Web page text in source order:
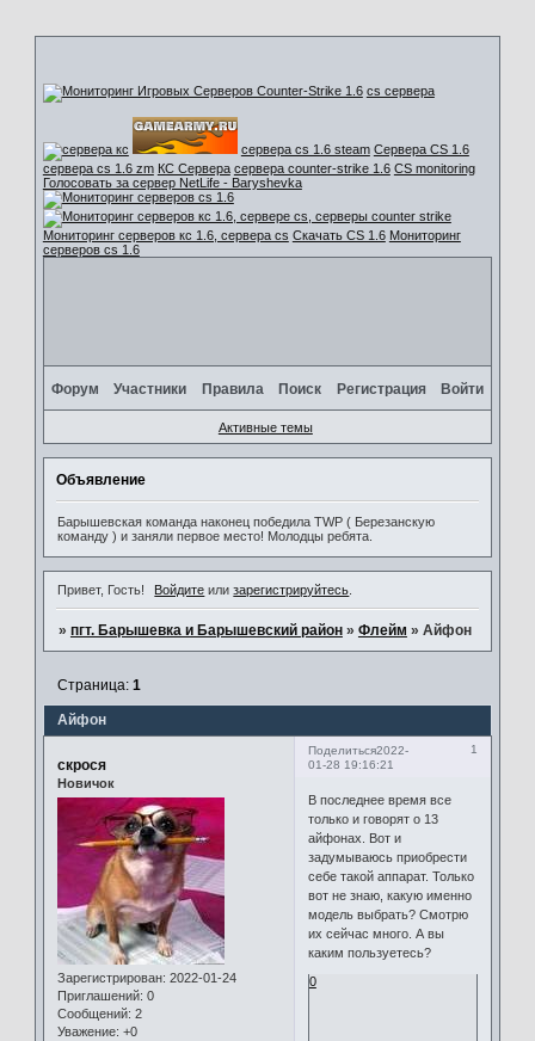
cs сервера
сервера cs 1.6 steam Сервера CS 1.6
сервера cs 1.6 zm КС Сервера сервера counter-strike 1.6 CS monitoring
Голосовать за сервер NetLife - Baryshevka
Мониторинг серверов кс 1.6, сервера cs Скачать CS 1.6 Мониторинг
серверов cs 1.6
Форум Участники Правила Поиск Регистрация Войти
Активные темы
Объявление
Барышевская команда наконец победила TWP ( Березанскую
команду ) и заняли первое место! Молодцы ребята.
Привет, Гость! Войдите илизарегистрируйтесь
» пгт. Барышевка и Барышевский район » Флейм » Айфон
Айфон
Страница: 1
Поделиться 1
2022-
01-28 19:16:21
скрося
Новичок
Зарегистрирован: 2022-01-24
Приглашений: 0
Сообщений: 2
Уважение: +0
В последнее время все
только и говорят о 13
айфонах. Вот и
задумываюсь приобрести
себе такой аппарат. Только
вот не знаю, какую именно
модель выбрать? Смотрю
их сейчас много. А вы
каким пользуетесь?
0